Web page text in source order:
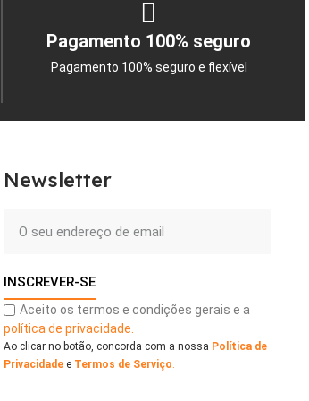
Pagamento 100% seguro
Pagamento 100% seguro e flexível
Newsletter
INSCREVER-SE
Aceito os termos e condições gerais e a
política de privacidade.
Ao clicar no botão, concorda com a nossa Política de
Privacidade e Termos de Serviço.